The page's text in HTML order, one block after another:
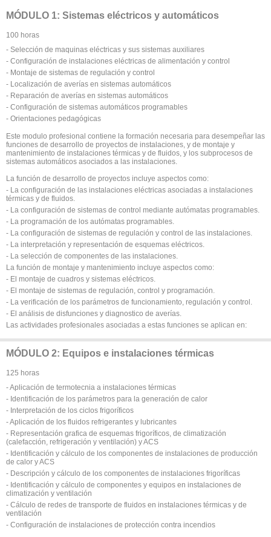
MÓDULO 1: Sistemas eléctricos y automáticos
100 horas
- Selección de maquinas eléctricas y sus sistemas auxiliares
- Configuración de instalaciones eléctricas de alimentación y control
- Montaje de sistemas de regulación y control
- Localización de averías en sistemas automáticos
- Reparación de averías en sistemas automáticos
- Configuración de sistemas automáticos programables
- Orientaciones pedagógicas
Este modulo profesional contiene la formación necesaria para desempeñar las
funciones de desarrollo de proyectos de instalaciones, y de montaje y
mantenimiento de instalaciones térmicas y de fluidos, y los subprocesos de
sistemas automáticos asociados a las instalaciones.
La función de desarrollo de proyectos incluye aspectos como:
- La configuración de las instalaciones eléctricas asociadas a instalaciones
térmicas y de fluidos.
- La configuración de sistemas de control mediante autómatas programables.
- La programación de los autómatas programables.
- La configuración de sistemas de regulación y control de las instalaciones.
- La interpretación y representación de esquemas eléctricos.
- La selección de componentes de las instalaciones.
La función de montaje y mantenimiento incluye aspectos como:
- El montaje de cuadros y sistemas eléctricos.
- El montaje de sistemas de regulación, control y programación.
- La verificación de los parámetros de funcionamiento, regulación y control.
- El análisis de disfunciones y diagnostico de averías.
Las actividades profesionales asociadas a estas funciones se aplican en:
MÓDULO 2: Equipos e instalaciones térmicas
125 horas
- Aplicación de termotecnia a instalaciones térmicas
- Identificación de los parámetros para la generación de calor
- Interpretación de los ciclos frigoríficos
- Aplicación de los fluidos refrigerantes y lubricantes
- Representación grafica de esquemas frigoríficos, de climatización
(calefacción, refrigeración y ventilación) y ACS
- Identificación y cálculo de los componentes de instalaciones de producción
de calor y ACS
- Descripción y cálculo de los componentes de instalaciones frigoríficas
- Identificación y cálculo de componentes y equipos en instalaciones de
climatización y ventilación
- Cálculo de redes de transporte de fluidos en instalaciones térmicas y de
ventilación
- Configuración de instalaciones de protección contra incendios